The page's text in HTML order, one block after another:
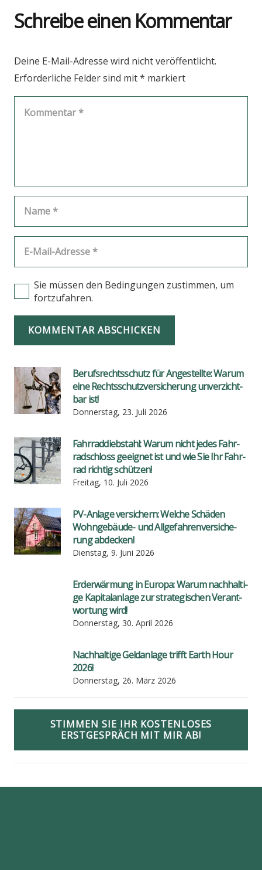
Schreibe einen Kommentar
Deine E-Mail-Adresse wird nicht veröffentlicht.
Erforderliche Felder sind mit* markiert
Sie müssen den Bedingungen zustimmen, um
fortzufahren.
KOMMENTAR ABSCHICKEN
Berufs­rechts­schutz für Ange­stell­te: War­um
eine Rechts­schutz­ver­si­che­rung unver­zicht­
bar ist!
Donnerstag, 23. Juli 2026
Fahr­rad­dieb­stahl: War­um nicht jedes Fahr­
rad­schloss geeig­net ist und wie Sie Ihr Fahr­
rad rich­tig schüt­zen!
Freitag, 10. Juli 2026
PV-Anla­ge ver­si­chern: Wel­che Schä­den
Wohn­ge­bäu­de- und All­ge­fah­ren­ver­si­che­
rung abde­cken!
Dienstag, 9. Juni 2026
Erd­er­wär­mung in Euro­pa: War­um nach­hal­ti­
ge Kapi­tal­an­la­ge zur stra­te­gi­schen Ver­ant­
wor­tung wird!
Donnerstag, 30. April 2026
Nach­hal­ti­ge Geld­an­la­ge trifft Earth Hour
2026!
Donnerstag, 26. März 2026
STIMMEN SIE IHR KOSTENLOSES
ERSTGESPRÄCH MIT MIR AB!